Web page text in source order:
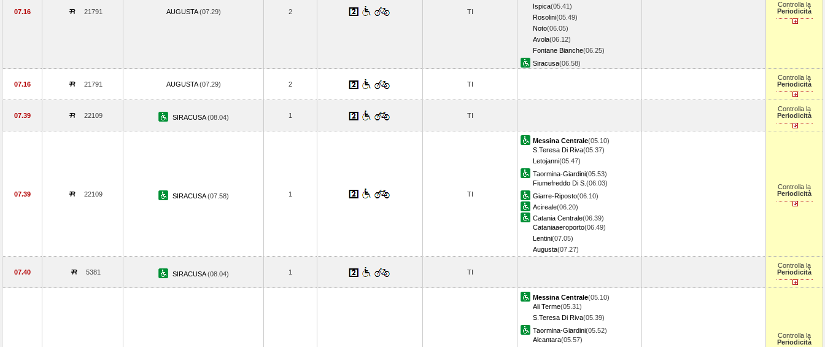
07.16 21791 AUGUSTA(07.29) 2 TI
Ispica(05.41)
Rosolini(05.49)
Noto(06.05)
Avola(06.12)
Fontane Bianche(06.25)
Siracusa(06.58)
Controlla la
Periodicità
07.16 21791 AUGUSTA(07.29) 2 TI
Controlla la
Periodicità
07.39 22109 SIRACUSA(08.04) 1 TI
Controlla la
Periodicità
07.39 22109 SIRACUSA(07.58) 1 TI
Messina Centrale(05.10)
S.Teresa Di Riva(05.37)
Letojanni(05.47)
Taormina-Giardini(05.53)
Fiumefreddo Di S. (06.03)
Giarre-Riposto(06.10)
Acireale(06.20)
Catania Centrale(06.39)
Cataniaaeroporto(06.49)
Lentini(07.05)
Augusta(07.27)
Controlla la
Periodicità
07.40 5381 SIRACUSA(08.04) 1 TI
Controlla la
Periodicità
Messina Centrale(05.10)
Ali Terme(05.31)
S.Teresa Di Riva(05.39)
Taormina-Giardini(05.52)
Alcantara(05.57)
Controlla la
Periodicità